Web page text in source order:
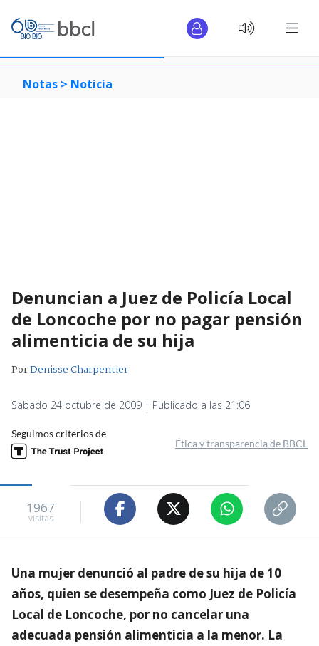
Notas > Noticia
Denuncian a Juez de Policía Local
de Loncoche por no pagar pensión
alimenticia de su hija
PorDenisse Charpentier
Sábado 24 octubre de 2009 | Publicado a las 21:06
Seguimos criterios de
Ética y transparencia de BBCL
1967
visitas
Una mujer denunció al padre de su hija de 10
años, quien se desempeña como Juez de Policía
Local de Loncoche, por no cancelar una
adecuada pensión alimenticia a la menor. La